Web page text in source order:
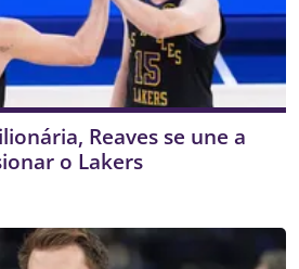
Reaves se une a
o Lakers